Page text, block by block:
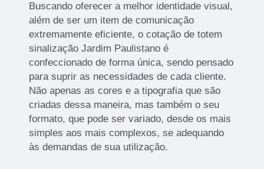
Buscando oferecer a melhor identidade visual,
além de ser um item de comunicação
extremamente eficiente, o cotação de totem
sinalização Jardim Paulistano é
confeccionado de forma única, sendo pensado
para suprir as necessidades de cada cliente.
Não apenas as cores e a tipografia que são
criadas dessa maneira, mas também o seu
formato, que pode ser variado, desde os mais
simples aos mais complexos, se adequando
às demandas de sua utilização.